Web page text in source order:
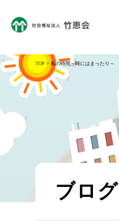
TOP > 私の時間～時にはまったり～
ブログ